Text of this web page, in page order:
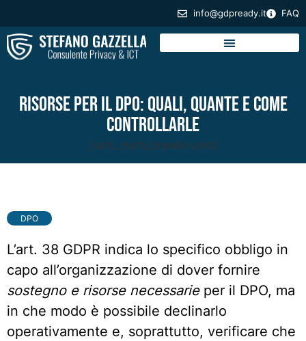
info@gdpready.it FAQ
Risorse per il DPO: quali, quante e come
controllarle
[rank_math_breadcrumb]
DPO
L’art. 38 GDPR indica lo specifico obbligo in
capo all’organizzazione di dover fornire
sostegno e risorse necessarieper il DPO, ma
in che modo è possibile declinarlo
operativamente e, soprattutto, verificare che